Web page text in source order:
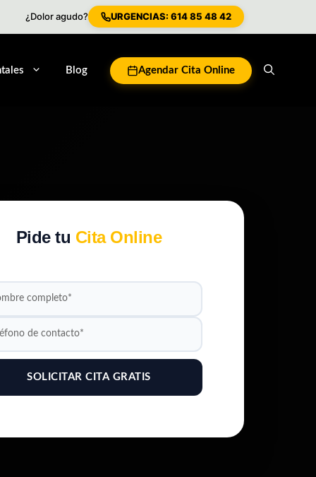
¿Dolor agudo? URGENCIAS: 614 85 48 42
Blog Agendar Cita Online
Pide tu Cita Online